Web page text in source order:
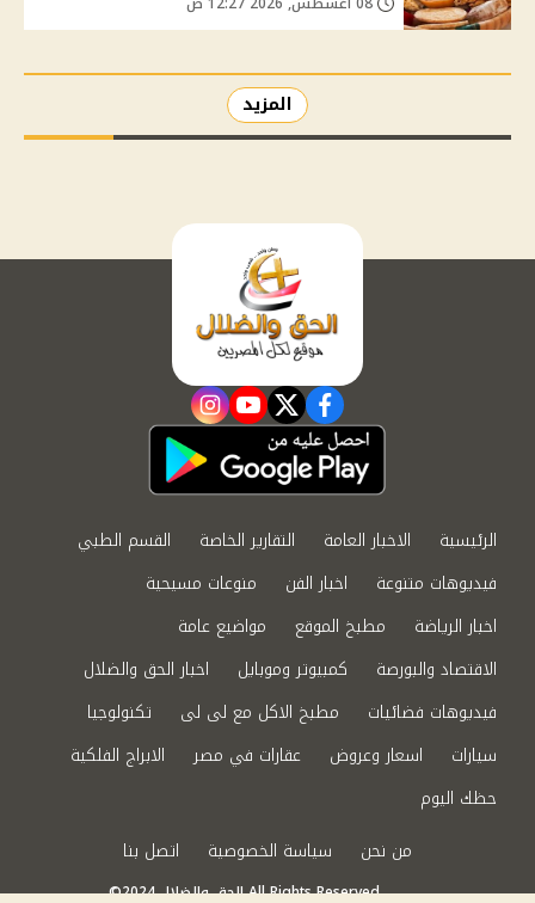
المزيد
facebook
twitter
youtube
instagram
الرئيسية الاخبار العامة التقارير الخاصة
القسم الطبي
فيديوهات متنوعة
اخبار الفن
منوعات مسيحية
اخبار الرياضة
مطبخ الموقع
مواضيع عامة
الاقتصاد والبورصة
كمبيوتر وموبايل
اخبار الحق والضلال
فيديوهات فضائيات
مطبخ الاكل مع لى لى
تكنولوجيا
سيارات
اسعار وعروض عقارات في مصر
الابراج الفلكية
حظك اليوم
من نحن
سياسة الخصوصية اتصل بنا
©2024 الحق والضلال All Rights Reserved.